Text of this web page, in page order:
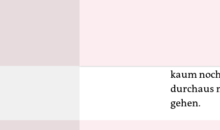
Vertrag,
kaum
durchaus
gehen.